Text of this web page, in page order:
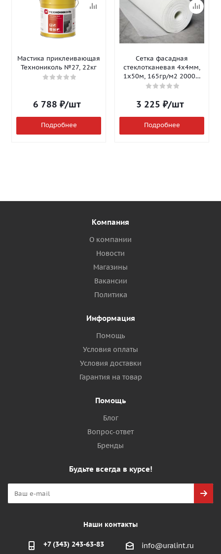
Мастика приклеивающая
Технониколь №27, 22кг
6 788 ₽/шт
Подробнее
Сетка фасадная
стеклотканевая 4х4мм,
1х50м, 165гр/м2 2000Н
Isomax-165
3 225 ₽/шт
Подробнее
Компания
О компании
Новости
Магазины
Вакансии
Политика
Информация
Помощь
Условия оплаты
Условия доставки
Гарантия на товар
Помощь
Блог
Вопрос-ответ
Бренды
Будьте всегда в курсе!
Наши контакты
+7 (343) 243-63-83 info@uralint.ru